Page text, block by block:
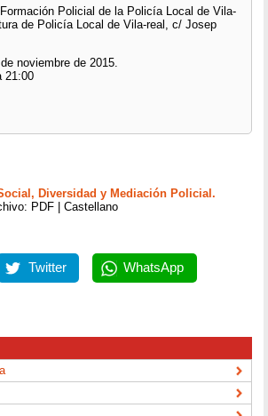
Policial de la Policía Local de Vila-
de Policía Local de Vila-real, c/ Josep
noviembre de 2015.
21:00
Diversidad y Mediación Policial.
PDF | Castellano
Twitter WhatsApp